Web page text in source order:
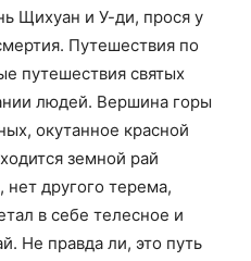
Щихуан и У-ди, прося у
Путешествия по
путешествия святых
людей. Вершина горы
окутанное красной
земной рай
другого терема,
в себе телесное и
Не правда ли, это путь